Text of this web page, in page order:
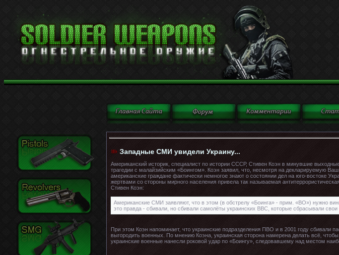
Западные СМИ увидели Украину...
Американский историк, специалист по истории СССР, Стивен Коэн в минувшие
трагедии с малайзийским «Боингом». Коэн заявил, что, несмотря на декларируемую
американские граждане фактически немногое знают о состоянии дел на юго-востоке
жертвами со стороны мирного населения привела так называемая
Стивен Коэн:
Американские СМИ заявляют, что в этом (в обстрелу «Боинга» - прим. «ВО») нужно
это правда - сбивали, но сбивали самолёты украинских ВВС, которые сбрасывали
При этом Коэн напоминает, что украинские подразделения ПВО и в 2001 году сбивали
выгородить военных. По мнению Коэна, украинская сторона намерена делать всё,
украинские военные нанесли роковой удар по «Боингу», следовавшему над местом